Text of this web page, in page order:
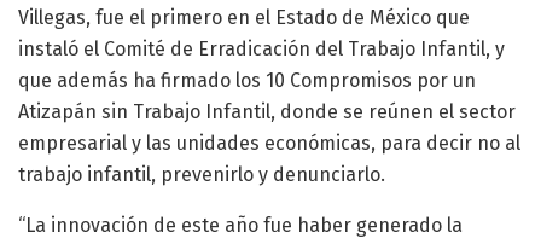
Villegas, fue el primero en el Estado de México que
instaló el Comité de Erradicación del Trabajo Infantil, y
que además ha firmado los 10 Compromisos por un
Atizapán sin Trabajo Infantil, donde se reúnen el sector
empresarial y las unidades económicas, para decir no al
trabajo infantil, prevenirlo y denunciarlo.
“La innovación de este año fue haber generado la